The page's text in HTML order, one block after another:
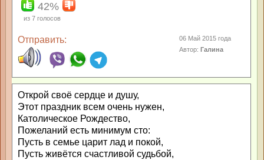
42%
из 7 голосов
Отправить:
06 Май 2015 года
Автор:Галина
Открой своё сердце и душу,
Этот праздник всем очень нужен,
Католическое Рождество,
Пожеланий есть минимум сто:
Пусть в семье царит лад и покой,
Пусть живётся счастливой судьбой,